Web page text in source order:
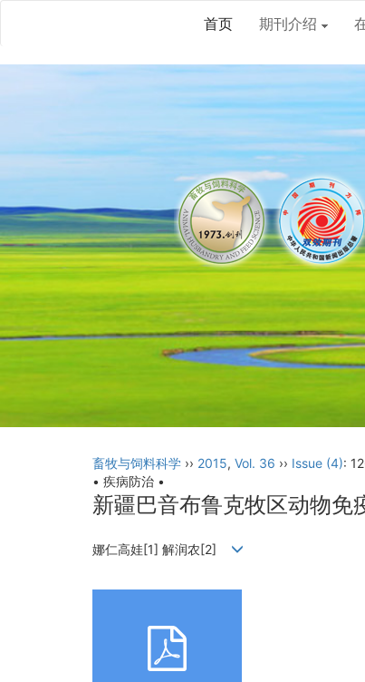
首页 期刊介绍
畜牧与饲料科学 ›› 2015, Vol. 36 ›› Issue (4):
• 疾病防治 •
新疆巴音布鲁克牧区动物免
娜仁高娃[1] 解润农[2]